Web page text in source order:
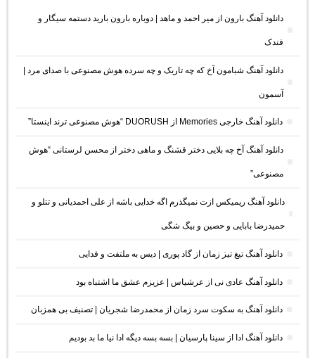
دانلود آهنگ بارون از میر احمد و ماهد | دوباره بارون بارید دستمه سیگار و
فندک
دانلود آهنگ شبامون آخ که چه تاریک و چه سرده هوش مصنوعی با صدای مرد |
آسمون
دانلود آهنگ خارجی Memories از DUORUSH “هوش مصنوعی ترند اینستا”
دانلود آهنگ آخ چه بلایی دختر قشنگ و ماهی دختر از محسن لرستانی “هوش
مصنوعی”
دانلود آهنگ ریمیکس ازت نمیگذرم اگه خدایی باشه از علی احمدیانی و تتلو و
حمیدرضا بابایی و حصین و بیگ شگی
دانلود آهنگ تیغ تیز زمان از گاد پوری | دیس به ملتفت و فدایی
دانلود آهنگ عادی نی از عرشیاس | عزیزم عشق ما اشتباه بود
دانلود آهنگ به سکوت سرد زمان از محمدرضا شجریان | تصنیف بی همزبان
دانلود آهنگ ادا از سینا پارسیان | بسه بسه دیگه ادا نیا ما بد بودیم